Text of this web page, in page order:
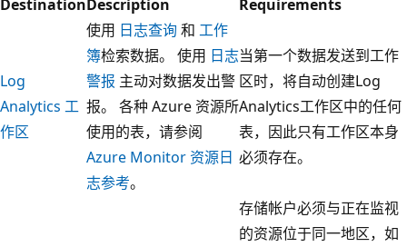
DestinationDescription Requirements
Log
Analytics 工
作区
使用 日志查询 和 工作
簿检索数据。 使用 日志
警报 主动对数据发出警
报。 各种 Azure 资源所
使用的表，请参阅
Azure Monitor 资源日
志参考。
当第一个数据发送到工作
区时，将自动创建Log
Analytics工作区中的任何
表，因此只有工作区本身
必须存在。
存储帐户必须与正在监视
的资源位于同一地区，如